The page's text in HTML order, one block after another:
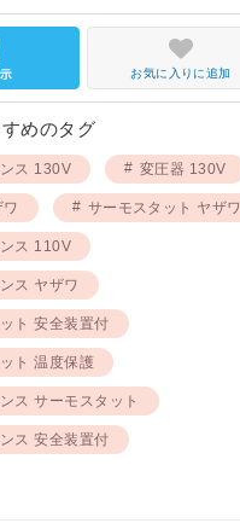
お気に入りに追加
めのタグ
ス 130V 変圧器 130V
サーモスタット ヤザワ
ス 110V
ス ヤザワ
ト 安全装置付
ト 温度保護
ス サーモスタット
ス 安全装置付